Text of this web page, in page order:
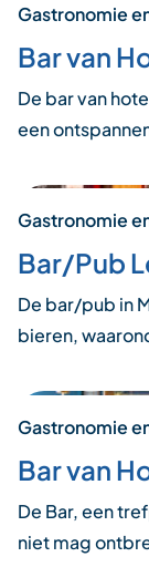
Gastronomie
Bar van
De bar van
een
Gastronomie
Bar/Pub
De bar/pub in
bieren,
Gastronomie
Bar van
De Bar, een
niet mag